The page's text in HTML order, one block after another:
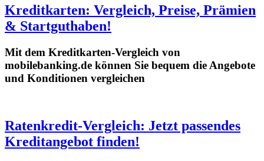
Kreditkarten: Vergleich, Preise, Prämien
& Startguthaben!
Mit dem Kreditkarten-Vergleich von
mobilebanking.de können Sie bequem die Angebote
und Konditionen vergleichen
Ratenkredit-Vergleich: Jetzt passendes
Kreditangebot finden!